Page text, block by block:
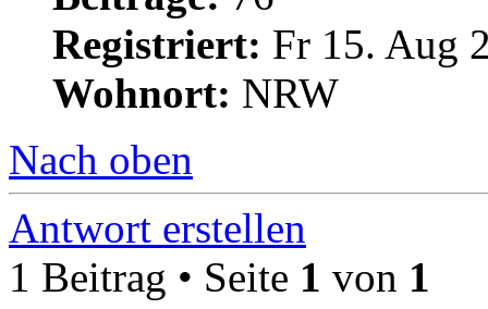
Registriert: Fr 15. Aug
Wohnort: NRW
Nach oben
Antwort erstellen
1 Beitrag • Seite 1 von 1